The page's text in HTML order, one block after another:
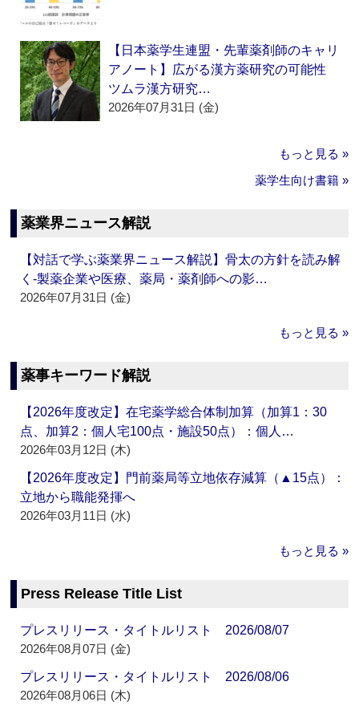
【日本薬学生連盟・先輩薬剤師のキャリ
アノート】広がる漢方薬研究の可能性
ツムラ漢方研究…
2026年07月31日 (金)
もっと見る »
薬学生向け書籍 »
薬業界ニュース解説
【対話で学ぶ薬業界ニュース解説】骨太の方針を読み解
く‐製薬企業や医療、薬局・薬剤師への影…
2026年07月31日 (金)
もっと見る »
薬事キーワード解説
【2026年度改定】在宅薬学総合体制加算（加算1：30
点、加算2：個人宅100点・施設50点）：個人…
2026年03月12日 (木)
【2026年度改定】門前薬局等立地依存減算（▲15点）：
立地から職能発揮へ
2026年03月11日 (水)
もっと見る »
Press Release Title List
プレスリリース・タイトルリスト 2026/08/07
2026年08月07日 (金)
プレスリリース・タイトルリスト 2026/08/06
2026年08月06日 (木)